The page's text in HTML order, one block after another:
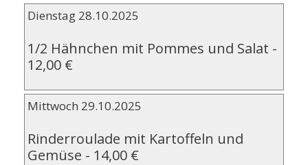
Dienstag 28.10.2025
1/2 Hähnchen mit Pommes und Salat -
12,00 €
Mittwoch 29.10.2025
Rinderroulade mit Kartoffeln und
Gemüse - 14,00 €